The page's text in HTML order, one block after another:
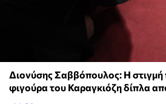
Διονύσης Σαββόπουλος: Η
φιγούρα του Καραγκιόζη δίπλα